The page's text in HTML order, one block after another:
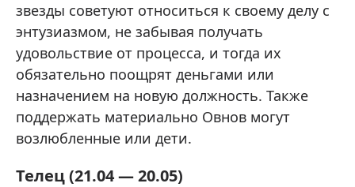
звезды советуют относиться к своему делу с
энтузиазмом, не забывая получать
удовольствие от процесса, и тогда их
обязательно поощрят деньгами или
назначением на новую должность. Также
поддержать материально Овнов могут
возлюбленные или дети.
Телец (21.04 — 20.05)